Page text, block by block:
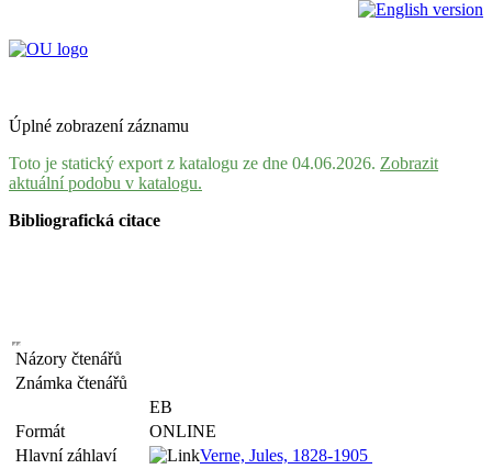
Úplné zobrazení záznamu
Toto je statický export z katalogu ze dne 04.06.2026. Zobrazit
aktuální podobu v katalogu.
Bibliografická citace
Názory čtenářů
Známka čtenářů
EB
Formát
ONLINE
Hlavní záhlaví
Verne, Jules, 1828-1905